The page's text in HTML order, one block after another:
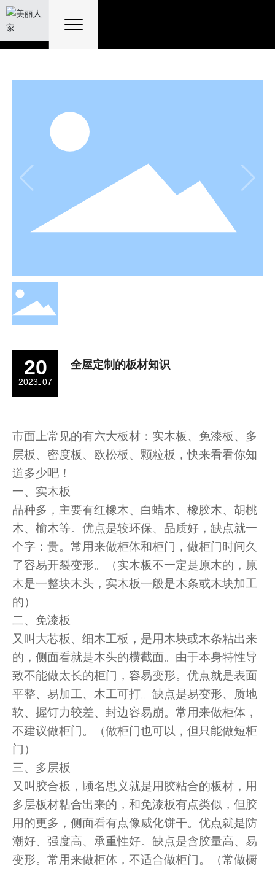
20
2023-07
全屋定制的板材知识
市面上常见的有六大板材：实木板、免漆板、多
层板、密度板、欧松板、颗粒板，快来看看你知
道多少吧！
一、实木板
品种多，主要有红橡木、白蜡木、橡胶木、胡桃
木、榆木等。优点是较环保、品质好，缺点就一
个字：贵。常用来做柜体和柜门，做柜门时间久
了容易开裂变形。（实木板不一定是原木的，原
木是一整块木头，实木板一般是木条或木块加工
的）
二、免漆板
又叫大芯板、细木工板，是用木块或木条粘出来
的，侧面看就是木头的横截面。由于本身特性导
致不能做太长的柜门，容易变形。优点就是表面
平整、易加工、木工可打。缺点是易变形、质地
软、握钉力较差、封边容易崩。常用来做柜体，
不建议做柜门。（做柜门也可以，但只能做短柜
门）
三、多层板
又叫胶合板，顾名思义就是用胶粘合的板材，用
多层板材粘合出来的，和免漆板有点类似，但胶
用的更多，侧面看有点像威化饼干。优点就是防
潮好、强度高、承重性好。缺点是含胶量高、易
变形。常用来做柜体，不适合做柜门。（常做橱